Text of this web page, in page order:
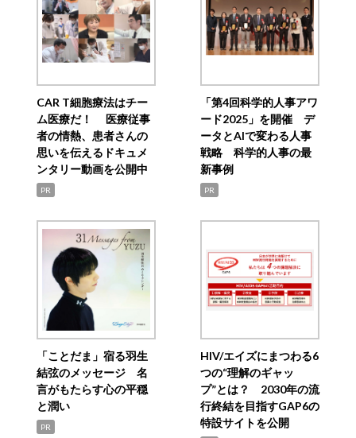
CAR T細胞療法はチー
ム医療だ！ 医療従事
者の情熱、患者さんの
思いを伝えるドキュメ
ンタリー動画を公開中
PR
「第4回科学的人事アワ
ード2025」を開催 デ
ータとAIで変わる人事
戦略 科学的人事の最
新事例
PR
「ことだま」宿る羽生
結弦のメッセージ 名
言がもたらす心の平穏
と潤い
PR
HIV/エイズにまつわる6
つの“理解のギャッ
プ”とは？ 2030年の流
行終結を目指すGAP6の
特設サイトを公開